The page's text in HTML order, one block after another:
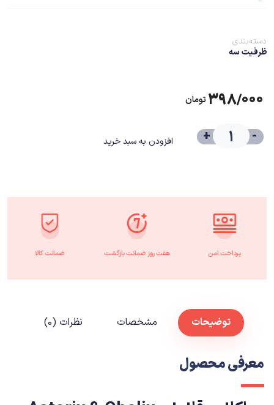
دسته‌بندی
ظرفیت سه
۳۹۸/۰۰۰ تومان
-
+ افزودن به سبد خرید
پرداخت امن هفت روز ضمانت بازگشت ضمانت کالا
توضیحات مشخصات نظرات (۰)
معرفی محصول